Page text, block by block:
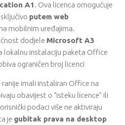
A1. Ova licenca omogućuje
putem web
mobilnim uređajima.
dodjele Microsoft A3
lokalnu instalaciju paketa Office
ograničen broj licenci
imali instaliran Office na
obavijest o “isteku licence” ili
podaci više ne aktiviraju
je gubitak prava na desktop